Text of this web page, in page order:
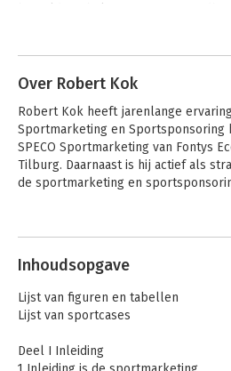
Over Robert Kok
Robert Kok heeft jarenlange
Sportmarketing en Sportsponsoring
SPECO Sportmarketing van Fontys
Tilburg. Daarnaast is hij actief als
de sportmarketing en
Inhoudsopgave
Lijst van figuren en tabellen
Lijst van sportcases
Deel I Inleiding